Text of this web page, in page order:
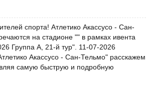
спорта! Атлетико Акассусо - Сан-
на стадионе "" в рамках ивента
Группа A, 21-й тур". 11-07-2026
Акассусо - Сан-Тельмо" расскажем
самую быструю и подробную